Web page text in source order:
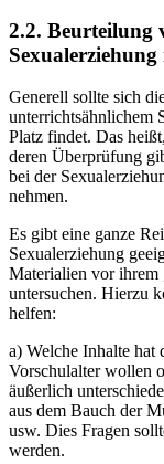
2.2. Beurteilung
Generell sollte sich
unterrichtsähnlichem
Platz findet. Das
deren Überprüfung
bei der
nehmen.
Es gibt eine ganze
Sexualerziehung
Materialien vor ihrem
untersuchen. Hierzu
helfen:
a) Welche Inhalte hat
Vorschulalter wollen
äußerlich
aus dem Bauch der
usw. Dies Fragen
werden.